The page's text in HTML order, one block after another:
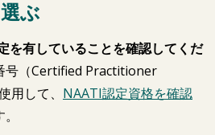
ぶ
を有していることを確認してくだ
号（Certified Practitioner
用して、 NAATI認定資格を確認